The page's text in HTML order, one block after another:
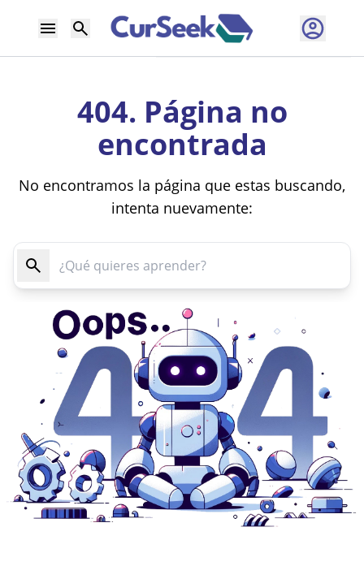
404. Página no
encontrada
No encontramos la página que estas buscando,
intenta nuevamente: